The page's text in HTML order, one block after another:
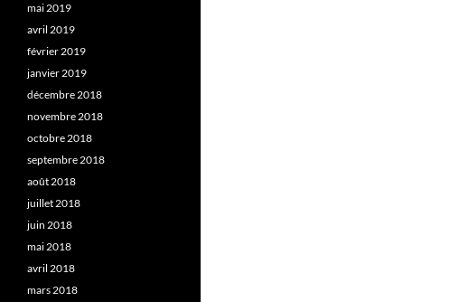
mai 2019
avril 2019
février 2019
janvier 2019
décembre 2018
novembre 2018
octobre 2018
septembre 2018
août 2018
juillet 2018
juin 2018
mai 2018
avril 2018
mars 2018